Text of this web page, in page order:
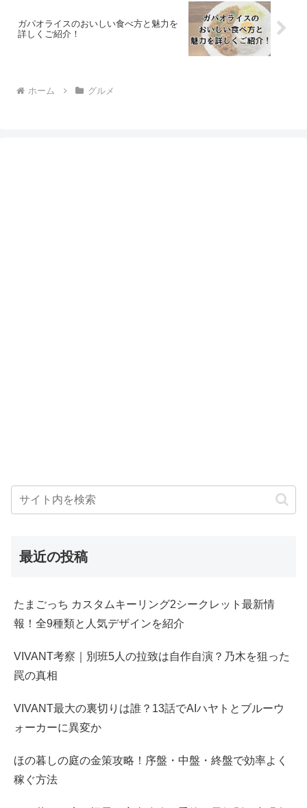
ガパオライスのおいしい食べ方と魅力を
詳しくご紹介！
ホーム グルメ
最近の投稿
たまごっち カスタムキーリング2シークレット最新情
報！全9種類と人気デザインを紹介
VIVANT考察｜別班5人の拉致は自作自演？乃木を狙った
罠の真相
VIVANT最大の裏切りは誰？13話でAIハヤトとブルーウ
ォーカーに異変か
ほの暮しの庭の金策攻略！序盤・中盤・終盤で効率よく
稼ぐ方法